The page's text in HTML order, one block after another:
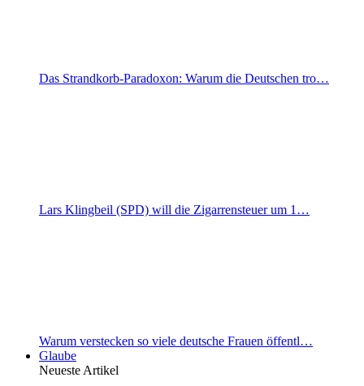
Das Strandkorb-Paradoxon: Warum die Deutschen tro…
Lars Klingbeil (SPD) will die Zigarrensteuer um 1…
Warum verstecken so viele deutsche Frauen öffentl…
Glaube
Neueste Artikel